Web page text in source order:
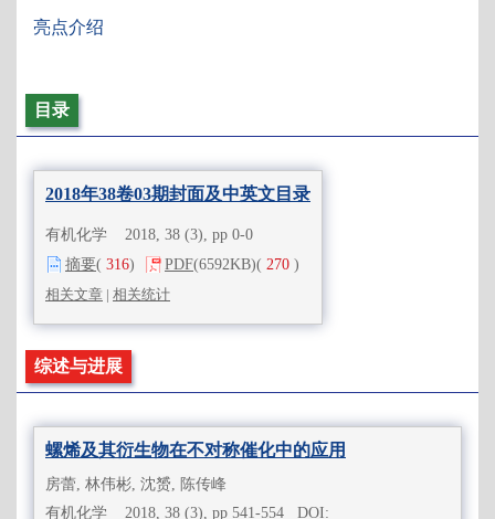
亮点介绍
目录
2018年38卷03期封面及中英文目录
有机化学 2018, 38 (3), pp 0-0
摘要( 316) PDF(6592KB)( 270 )
相关文章 | 相关统计
综述与进展
螺烯及其衍生物在不对称催化中的应用
房蕾, 林伟彬, 沈赟, 陈传峰
有机化学 2018, 38 (3), pp 541-554 DOI: